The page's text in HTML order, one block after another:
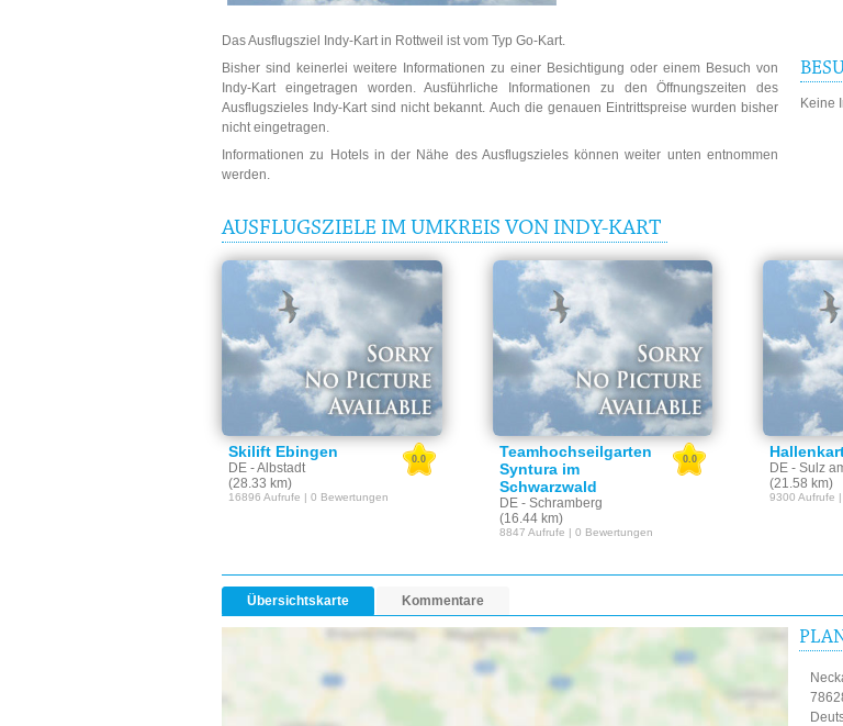
Das Ausflugsziel Indy-Kart in Rottweil ist vom Typ Go-Kart.
Bisher sind keinerlei weitere Informationen zu einer Besichtigung oder einem Besuch von
Indy-Kart eingetragen worden. Ausführliche Informationen zu den Öffnungszeiten des
Ausflugszieles Indy-Kart sind nicht bekannt. Auch die genauen Eintrittspreise wurden bisher
nicht eingetragen.
Informationen zu Hotels in der Nähe des Ausflugszieles können weiter unten entnommen
werden.
Keine
AUSFLUGSZIELE IM UMKREIS VON INDY-KART
Skilift Ebingen
DE - Albstadt
(28.33 km)
0.0
16896 Aufrufe | 0 Bewertungen
Teamhochseilgarten
Syntura im
Schwarzwald
DE - Schramberg
(16.44 km)
0.0
8847 Aufrufe | 0 Bewertungen
DE - Sulz
(21.58 km)
9300 Aufrufe
Übersichtskarte Kommentare